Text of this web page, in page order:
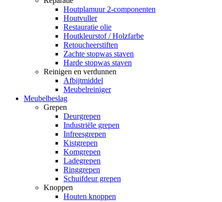
Houtplamuur 2-componenten
Houtvuller
Restauratie olie
Houtkleurstof / Holzfarbe
Retoucheerstiften
Zachte stopwas staven
Harde stopwas staven
Reinigen en verdunnen
Afbijtmiddel
Meubelreiniger
Meubelbeslag
Grepen
Deurgrepen
Industriële grepen
Infreesgrepen
Kistgrepen
Komgrepen
Ladegrepen
Ringgrepen
Schuifdeur grepen
Knoppen
Houten knoppen